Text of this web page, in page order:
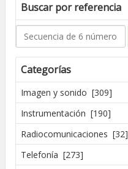
Buscar por referencia
Categorías
Imagen y sonido [309]
Instrumentación [190]
Radiocomunicaciones [32]
Telefonía [273]